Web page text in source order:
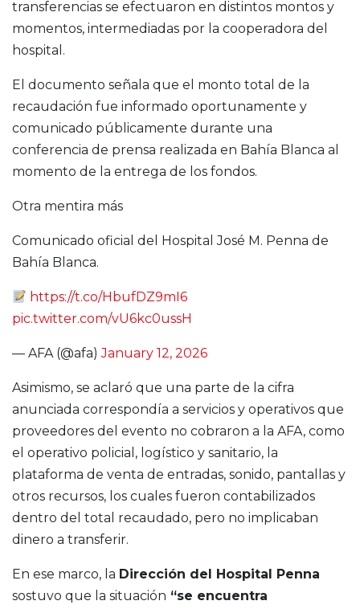
transferencias se efectuaron en distintos montos y
momentos, intermediadas por la cooperadora del
hospital.
El documento señala que el monto total de la
recaudación fue informado oportunamente y
comunicado públicamente durante una
conferencia de prensa realizada en Bahía Blanca al
momento de la entrega de los fondos.
Otra mentira más
Comunicado oficial del Hospital José M. Penna de
Bahía Blanca.
https://t.co/HbufDZ9mI6
pic.twitter.com/vU6kc0ussH
— AFA (@afa)January 12, 2026
Asimismo, se aclaró que una parte de la cifra
anunciada correspondía a servicios y operativos que
proveedores del evento no cobraron a la AFA, como
el operativo policial, logístico y sanitario, la
plataforma de venta de entradas, sonido, pantallas y
otros recursos, los cuales fueron contabilizados
dentro del total recaudado, pero no implicaban
dinero a transferir.
En ese marco, la Dirección del Hospital Penna
sostuvo que la situación “se encuentra